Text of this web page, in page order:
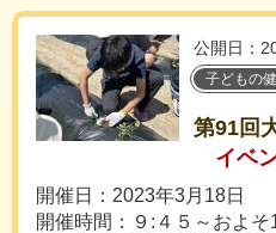
公開日：
子どもの
第91回
イベ
開催日：2023年3月18日
開催時間：９:４５～およそ